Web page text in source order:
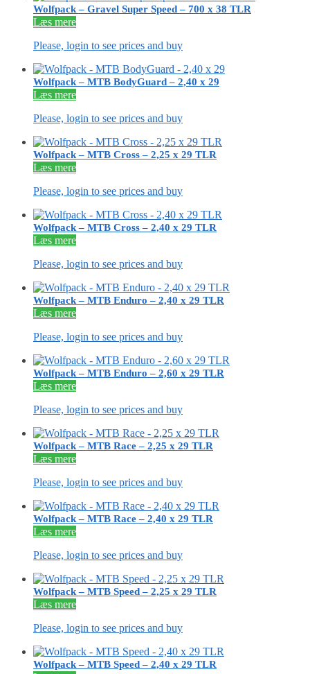
Wolfpack – Gravel Super Speed – 700 x 38 TLR
Læs mere
Please, login to see prices and buy
Wolfpack – MTB BodyGuard – 2,40 x 29
Læs mere
Please, login to see prices and buy
Wolfpack – MTB Cross – 2,25 x 29 TLR
Læs mere
Please, login to see prices and buy
Wolfpack – MTB Cross – 2,40 x 29 TLR
Læs mere
Please, login to see prices and buy
Wolfpack – MTB Enduro – 2,40 x 29 TLR
Læs mere
Please, login to see prices and buy
Wolfpack – MTB Enduro – 2,60 x 29 TLR
Læs mere
Please, login to see prices and buy
Wolfpack – MTB Race – 2,25 x 29 TLR
Læs mere
Please, login to see prices and buy
Wolfpack – MTB Race – 2,40 x 29 TLR
Læs mere
Please, login to see prices and buy
Wolfpack – MTB Speed – 2,25 x 29 TLR
Læs mere
Please, login to see prices and buy
Wolfpack – MTB Speed – 2,40 x 29 TLR